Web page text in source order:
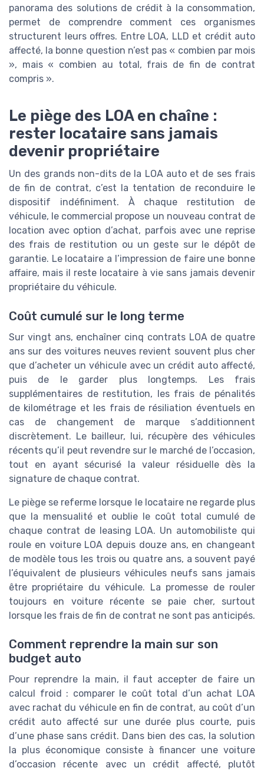
panorama des solutions de crédit à la consommation,
permet de comprendre comment ces organismes
structurent leurs offres. Entre LOA, LLD et crédit auto
affecté, la bonne question n’est pas « combien par mois
», mais « combien au total, frais de fin de contrat
compris ».
Le piège des LOA en chaîne :
rester locataire sans jamais
devenir propriétaire
Un des grands non-dits de la LOA auto et de ses frais
de fin de contrat, c’est la tentation de reconduire le
dispositif indéfiniment. À chaque restitution de
véhicule, le commercial propose un nouveau contrat de
location avec option d’achat, parfois avec une reprise
des frais de restitution ou un geste sur le dépôt de
garantie. Le locataire a l’impression de faire une bonne
affaire, mais il reste locataire à vie sans jamais devenir
propriétaire du véhicule.
Coût cumulé sur le long terme
Sur vingt ans, enchaîner cinq contrats LOA de quatre
ans sur des voitures neuves revient souvent plus cher
que d’acheter un véhicule avec un crédit auto affecté,
puis de le garder plus longtemps. Les frais
supplémentaires de restitution, les frais de pénalités
de kilométrage et les frais de résiliation éventuels en
cas de changement de marque s’additionnent
discrètement. Le bailleur, lui, récupère des véhicules
récents qu’il peut revendre sur le marché de l’occasion,
tout en ayant sécurisé la valeur résiduelle dès la
signature de chaque contrat.
Le piège se referme lorsque le locataire ne regarde plus
que la mensualité et oublie le coût total cumulé de
chaque contrat de leasing LOA. Un automobiliste qui
roule en voiture LOA depuis douze ans, en changeant
de modèle tous les trois ou quatre ans, a souvent payé
l’équivalent de plusieurs véhicules neufs sans jamais
être propriétaire du véhicule. La promesse de rouler
toujours en voiture récente se paie cher, surtout
lorsque les frais de fin de contrat ne sont pas anticipés.
Comment reprendre la main sur son
budget auto
Pour reprendre la main, il faut accepter de faire un
calcul froid : comparer le coût total d’un achat LOA
avec rachat du véhicule en fin de contrat, au coût d’un
crédit auto affecté sur une durée plus courte, puis
d’une phase sans crédit. Dans bien des cas, la solution
la plus économique consiste à financer une voiture
d’occasion récente avec un crédit affecté, plutôt